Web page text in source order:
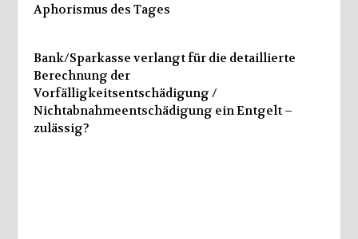
Aphorismus des Tages
Bank/Sparkasse verlangt für die detaillierte
Berechnung der
Vorfälligkeitsentschädigung /
Nichtabnahmeentschädigung ein Entgelt –
zulässig?